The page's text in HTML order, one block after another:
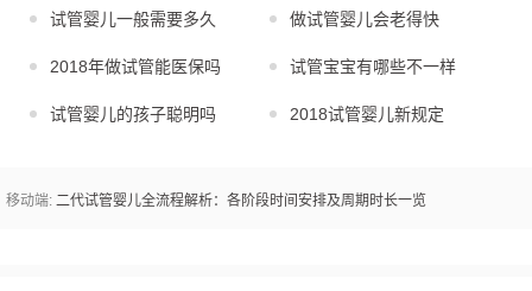
试管婴儿一般需要多久 做试管婴儿会老得快
2018年做试管能医保吗 试管宝宝有哪些不一样
试管婴儿的孩子聪明吗 2018试管婴儿新规定
移动端: 二代试管婴儿全流程解析：各阶段时间安排及周期时长一览